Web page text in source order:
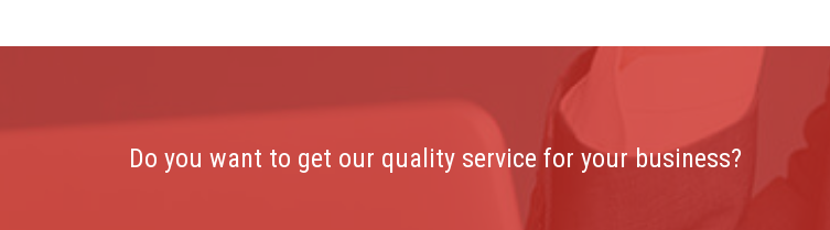
Do you want to get our quality service for your business?